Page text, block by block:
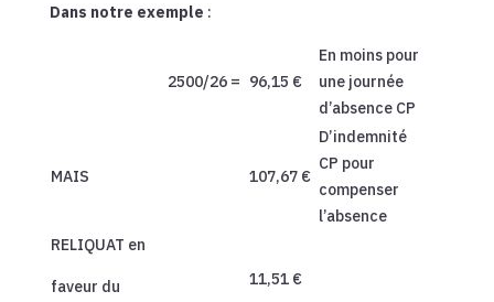
Dans notre exemple :
2500/26 = 96,15 €
En moins pour
une journée
d’absence CP
MAIS 107,67 €
D’indemnité
CP pour
compenser
l’absence
RELIQUAT en
faveur du
11,51 €